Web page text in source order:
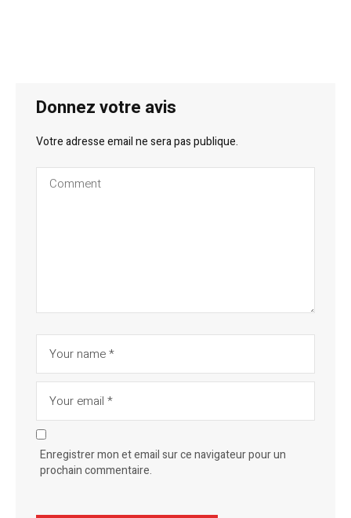
Donnez votre avis
Votre adresse email ne sera pas publique.
Enregistrer mon et email sur ce navigateur pour un
prochain commentaire.